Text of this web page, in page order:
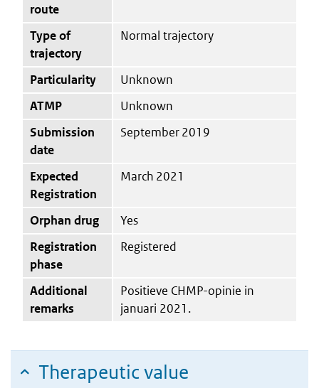
route
Type of
trajectory
Normal trajectory
Particularity
Unknown
ATMP
Unknown
Submission
date
September 2019
Expected
Registration
March 2021
Orphan drug
Yes
Registration
phase
Registered
Additional
remarks
Positieve CHMP-opinie in
januari 2021.
Therapeutic value